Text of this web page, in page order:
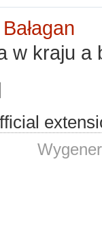
Bałagan
w kraju a